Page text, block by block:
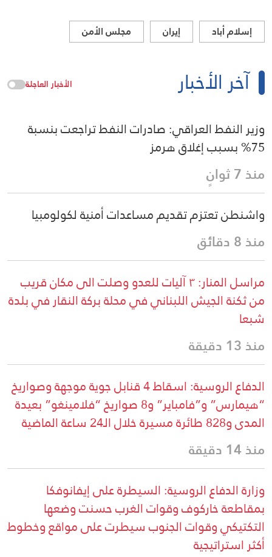
إسلام أباد إيران مجلس الأمن
آخر الأخبار الأخبار العاجلة
وزير النفط العراقي: صادرات النفط تراجعت بنسبة
75% بسبب إغلاق هرمز
منذ 7 ثوانٍ
واشنطن تعتزم تقديم مساعدات أمنية لكولومبيا
منذ 8 دقائق
مراسل المنار: ٣ آليات للعدو وصلت الى مكان قريب
من ثكنة الجيش اللبناني في محلة بركة النقار في بلدة
شبعا
منذ 13 دقيقة
الدفاع الروسية: اسقاط 4 قنابل جوية موجهة وصواريخ
“هيمارس” و”فامباير” و8 صواريخ “فلامينغو” بعيدة
المدى و828 طائرة مسيرة خلال الـ24 ساعة الماضية
منذ 14 دقيقة
وزارة الدفاع الروسية: السيطرة على إيفانوفكا
بمقاطعة خاركوف وقوات الغرب حسنت وضعها
التكتيكي وقوات الجنوب سيطرت على مواقع وخطوط
أكثر استراتيجية